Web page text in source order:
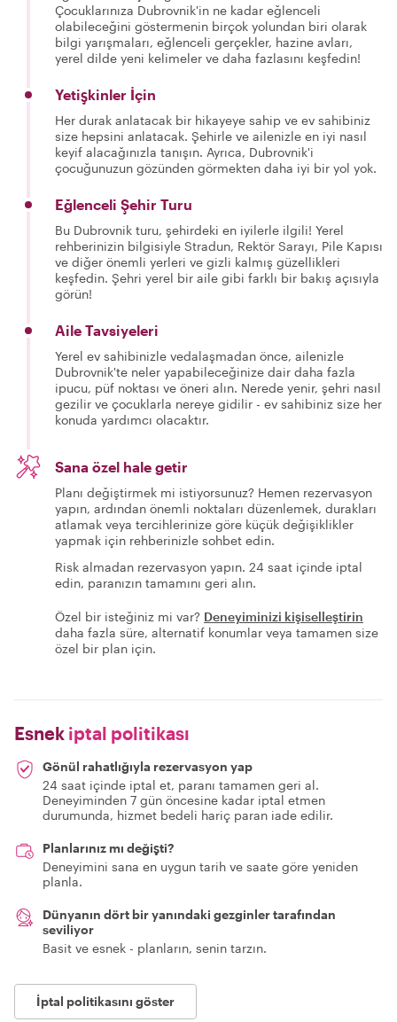
Çocuklarınıza Dubrovnik'in ne kadar eğlenceli
olabileceğini göstermenin birçok yolundan biri olarak
bilgi yarışmaları, eğlenceli gerçekler, hazine avları,
yerel dilde yeni kelimeler ve daha fazlasını keşfedin!
Yetişkinler İçin
Her durak anlatacak bir hikayeye sahip ve ev sahibiniz
size hepsini anlatacak. Şehirle ve ailenizle en iyi nasıl
keyif alacağınızla tanışın. Ayrıca, Dubrovnik'i
çocuğunuzun gözünden görmekten daha iyi bir yol yok.
Eğlenceli Şehir Turu
Bu Dubrovnik turu, şehirdeki en iyilerle ilgili! Yerel
rehberinizin bilgisiyle Stradun, Rektör Sarayı, Pile Kapısı
ve diğer önemli yerleri ve gizli kalmış güzellikleri
keşfedin. Şehri yerel bir aile gibi farklı bir bakış açısıyla
görün!
Aile Tavsiyeleri
Yerel ev sahibinizle vedalaşmadan önce, ailenizle
Dubrovnik'te neler yapabileceğinize dair daha fazla
ipucu, püf noktası ve öneri alın. Nerede yenir, şehri nasıl
gezilir ve çocuklarla nereye gidilir - ev sahibiniz size her
konuda yardımcı olacaktır.
Sana özel hale getir
Planı değiştirmek mi istiyorsunuz? Hemen rezervasyon
yapın, ardından önemli noktaları düzenlemek, durakları
atlamak veya tercihlerinize göre küçük değişiklikler
yapmak için rehberinizle sohbet edin.
Risk almadan rezervasyon yapın. 24 saat içinde iptal
edin, paranızın tamamını geri alın.
Özel bir isteğiniz mi var? Deneyiminizi kişiselleştirin
daha fazla süre, alternatif konumlar veya tamamen size
özel bir plan için.
Esnek iptal politikası
Gönül rahatlığıyla rezervasyon yap
24 saat içinde iptal et, paranı tamamen geri al.
Deneyiminden 7 gün öncesine kadar iptal etmen
durumunda, hizmet bedeli hariç paran iade edilir.
Planlarınız mı değişti?
Deneyimini sana en uygun tarih ve saate göre yeniden
planla.
Dünyanın dört bir yanındaki gezginler tarafından
seviliyor
Basit ve esnek - planların, senin tarzın.
İptal politikasını göster